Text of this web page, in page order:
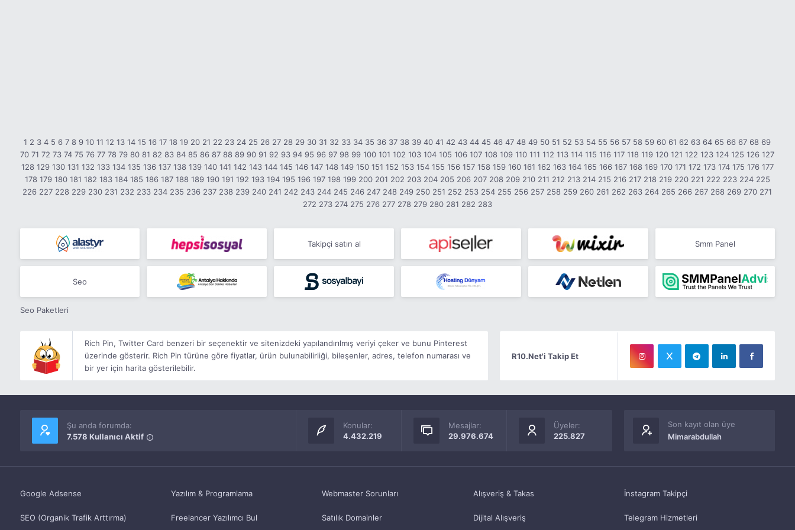
1 2 3 4 5 6 7 8 9 10 11 12 13 14 15 16 17 18 19 20 21 22 23 24 25 26 27 28 29 30 31 32 33 34 35 36 37 38 39 40 41 42 43 44 45 46 47 48 49 50 51 52 53 54 55 56 57 58 59 60 61 62 63 64 65 66 67 68 69
70 71 72 73 74 75 76 77 78 79 80 81 82 83 84 85 86 87 88 89 90 91 92 93 94 95 96 97 98 99 100 101 102 103 104 105 106 107 108 109 110 111 112 113 114 115 116 117 118 119 120 121 122 123 124 125 126 127
128 129 130 131 132 133 134 135 136 137 138 139 140 141 142 143 144 145 146 147 148 149 150 151 152 153 154 155 156 157 158 159 160 161 162 163 164 165 166 167 168 169 170 171 172 173 174 175 176 177
178 179 180 181 182 183 184 185 186 187 188 189 190 191 192 193 194 195 196 197 198 199 200 201 202 203 204 205 206 207 208 209 210 211 212 213 214 215 216 217 218 219 220 221 222 223 224 225
226 227 228 229 230 231 232 233 234 235 236 237 238 239 240 241 242 243 244 245 246 247 248 249 250 251 252 253 254 255 256 257 258 259 260 261 262 263 264 265 266 267 268 269 270 271
272 273 274 275 276 277 278 279 280 281 282 283
Takipçi satın al Smm Panel
Seo
Seo Paketleri
Rich Pin, Twitter Card benzeri bir seçenektir ve sitenizdeki yapılandırılmış veriyi çeker ve bunu Pinterest
üzerinde gösterir. Rich Pin türüne göre fiyatlar, ürün bulunabilirliği, bileşenler, adres, telefon numarası ve
bir yer için harita gösterilebilir.
R10.Net'i Takip Et
Şu anda forumda:
7.578 Kullanıcı Aktif
Konular:
4.432.219
Mesajlar:
29.976.674
Üyeler:
225.827
Son kayıt olan üye
Mimarabdullah
Google Adsense
SEO (Organik Trafik Arttırma)
Yazılım & Programlama
Freelancer Yazılımcı Bul
Webmaster Sorunları
Satılık Domainler
Alışveriş & Takas
Dijital Alışveriş
İnstagram Takipçi
Telegram Hizmetleri